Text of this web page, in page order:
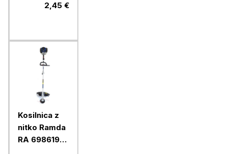
2,45 €
Kosilnica z
nitko Ramda
RA 698619L,